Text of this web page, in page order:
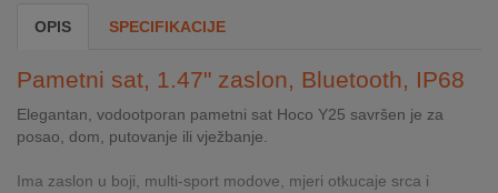
INTERNO
NALOG
OPIS SPECIFIKACIJE
Pametni sat, 1.47" zaslon, Bluetooth, IP68
Elegantan, vodootporan pametni sat Hoco Y25 savršen je za
posao, dom, putovanje ili vježbanje.
Ima zaslon u boji, multi-sport modove, mjeri otkucaje srca i